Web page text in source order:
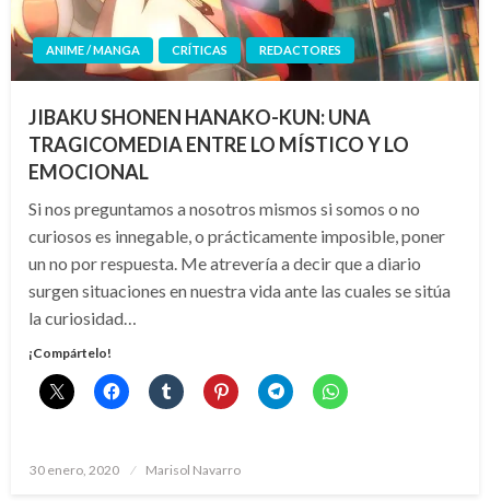
ANIME / MANGA CRÍTICAS REDACTORES
JIBAKU SHONEN HANAKO-KUN: UNA
TRAGICOMEDIA ENTRE LO MÍSTICO Y LO
EMOCIONAL
Si nos preguntamos a nosotros mismos si somos o no
curiosos es innegable, o prácticamente imposible, poner
un no por respuesta. Me atrevería a decir que a diario
surgen situaciones en nuestra vida ante las cuales se sitúa
la curiosidad…
¡Compártelo!
Publicado
30 enero, 2020 Marisol Navarro